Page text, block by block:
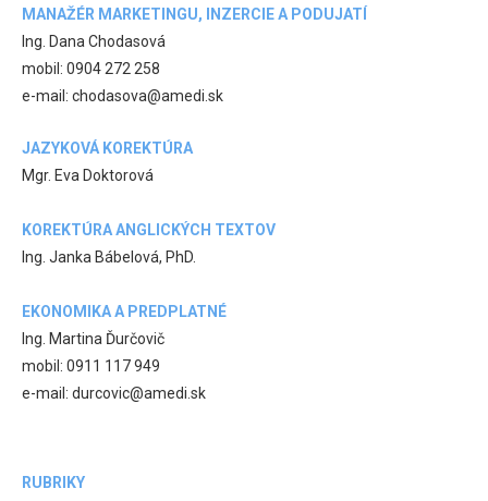
MANAŽÉR MARKETINGU, INZERCIE A PODUJATÍ
Ing. Dana Chodasová
mobil: 0904 272 258
e-mail: chodasova@amedi.sk
JAZYKOVÁ KOREKTÚRA
Mgr. Eva Doktorová
KOREKTÚRA ANGLICKÝCH TEXTOV
Ing. Janka Bábelová, PhD.
EKONOMIKA A PREDPLATNÉ
Ing. Martina Ďurčovič
mobil: 0911 117 949
e-mail: durcovic@amedi.sk
RUBRIKY